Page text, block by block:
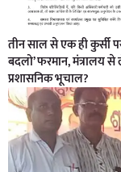
तीन साल से एक ही कुर्सी
बदलो’ फरमान, मंत्रालय
प्रशासनिक भूचाल?